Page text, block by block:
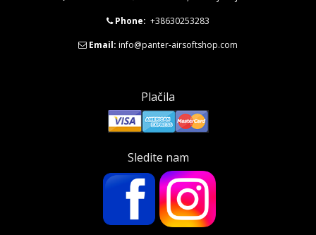
Phone: +38630253283
Email: info@panter-airsoftshop.com
Plačila
Sledite nam